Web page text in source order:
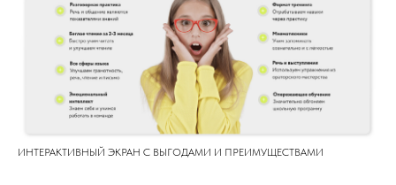
ИНТЕРАКТИВНЫЙ ЭКРАН С ВЫГОДАМИ И ПРЕИМУЩЕСТВАМИ